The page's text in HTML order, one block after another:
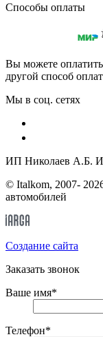
Способы оплаты
Вы можете
другой способ
Мы в соц. сетях
ИП Николаев А.Б.
© Italkom, 2007-
автомобилей
Cоздание сайта
Заказать звонок
Ваше имя*
Телефон*